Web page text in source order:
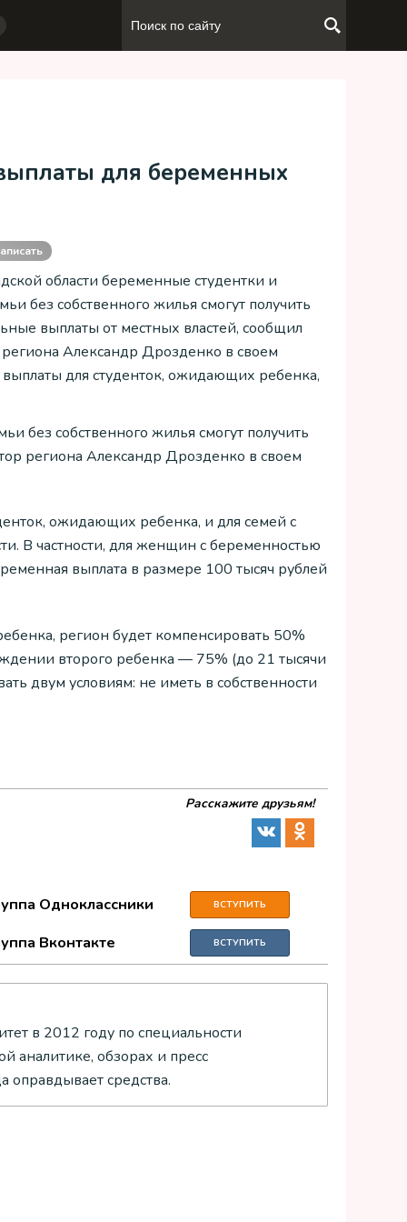
для беременных
области беременные студентки и
без собственного жилья смогут получить
выплаты от местных властей, сообщил
региона Александр Дрозденко в своем
выплаты для студенток, ожидающих ребенка,
без собственного жилья смогут получить
региона Александр Дрозденко в своем
ожидающих ребенка, и для семей с
В частности, для женщин с беременностью
выплата в размере 100 тысяч рублей
регион будет компенсировать 50%
второго ребенка — 75% (до 21 тысячи
двум условиям: не иметь в собственности
Расскажите друзьям!
Одноклассники ВСТУПИТЬ
Вконтакте ВСТУПИТЬ
в 2012 году по специальности
аналитике, обзорах и пресс
оправдывает средства.